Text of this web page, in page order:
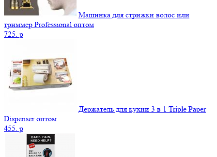
Машинка для стрижки волос или
триммер Professional оптом
725. p
Держатель для кухни 3 в 1 Triple Paper
Dispenser оптом
455. p